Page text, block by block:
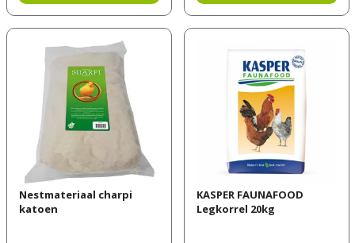
Nestmateriaal charpi
katoen
KASPER FAUNAFOOD
Legkorrel 20kg